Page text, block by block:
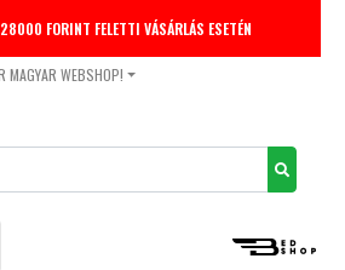
FORINT FELETTI VÁSÁRLÁS ESETÉN
LEGGINGS20
MAGYAR WEBSHOP!